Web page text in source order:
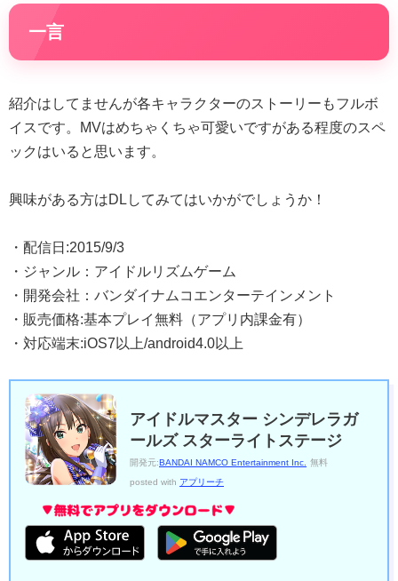
一言
紹介はしてませんが各キャラクターのストーリーもフルボ
イスです。MVはめちゃくちゃ可愛いですがある程度のスペ
ックはいると思います。
興味がある方はDLしてみてはいかがでしょうか！
・配信日:2015/9/3
・ジャンル：アイドルリズムゲーム
・開発会社：バンダイナムコエンターテインメント
・販売価格:基本プレイ無料（アプリ内課金有）
・対応端末:iOS7以上/android4.0以上
アイドルマスター シンデレラガ
ールズ スターライトステージ
開発元:BANDAI NAMCO Entertainment Inc. 無料
posted with アプリーチ